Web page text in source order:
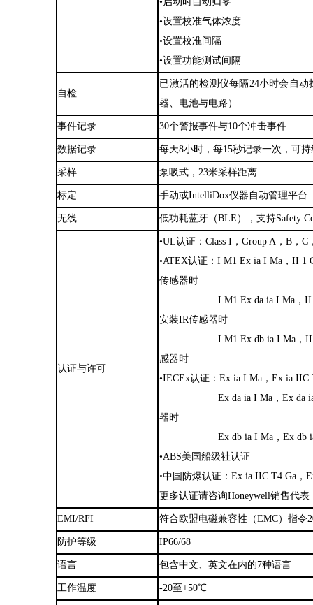
•设置校准气体浓度
•设置校准间隔
•设置功能测试间隔
自检
已激活的检测仪每隔24小时会自动
器、电池与电路）
事件记录 30个警报事件与10个冲击事件
数据记录 每天8小时，每15秒记录一次，可持
采样 泵吸式，23米采样距离
标定 手动或IntelliDox仪器自动管理平台
无线 低功耗蓝牙（BLE），支持Safety
认证与许可
•UL认证：Class I，Group A，B，C
•ATEX认证：I M1 Ex ia I Ma，II 1
传感器时
I M1 Ex da ia I Ma，
安装IR传感器时
I M1 Ex db ia I Ma，
感器时
•IECEx认证：Ex ia I Ma，Ex ia
Ex da ia I Ma，Ex da
器时
Ex db ia I Ma，Ex db
•ABS美国船级社认证
•中国防爆认证：Ex ia IIC T4 Ga，
更多认证请咨询Honeywell销售代表
EMI/RFI 符合欧盟电磁兼容性（EMC）指令
防护等级 IP66/68
语言 包含中文、英文在内的7种语言
工作温度 -20至+50℃